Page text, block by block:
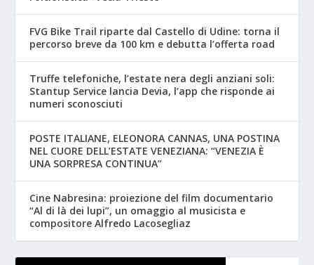
FVG Bike Trail riparte dal Castello di Udine: torna il
percorso breve da 100 km e debutta l’offerta road
Truffe telefoniche, l’estate nera degli anziani soli:
Stantup Service lancia Devia, l’app che risponde ai
numeri sconosciuti
POSTE ITALIANE, ELEONORA CANNAS, UNA POSTINA
NEL CUORE DELL’ESTATE VENEZIANA: “VENEZIA È
UNA SORPRESA CONTINUA”
Cine Nabresina: proiezione del film documentario
“Al di là dei lupi”, un omaggio al musicista e
compositore Alfredo Lacosegliaz